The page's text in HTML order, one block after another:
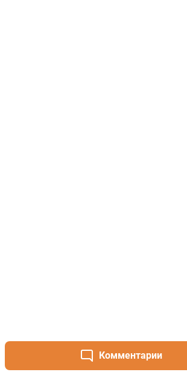
Комментарии